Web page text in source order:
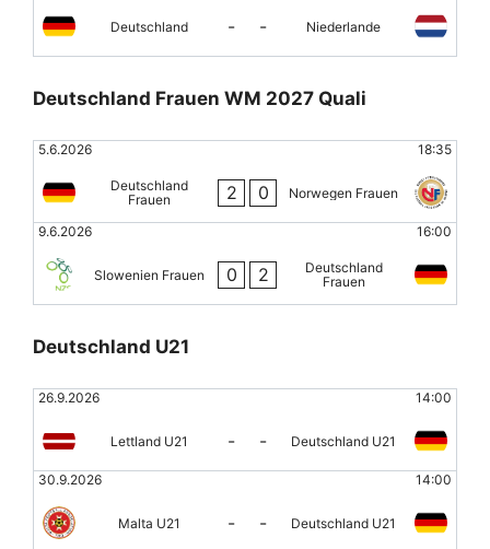
Deutschland - - Niederlande
Deutschland Frauen WM 2027 Quali
5.6.2026 18:35
Deutschland
Frauen
2 0 Norwegen Frauen
9.6.2026 16:00
Slowenien Frauen 0 2
Deutschland
Frauen
Deutschland U21
26.9.2026 14:00
Lettland U21 - - Deutschland U21
30.9.2026 14:00
Malta U21 - - Deutschland U21